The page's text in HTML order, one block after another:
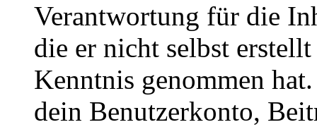
Verantwortung für die
die er nicht selbst
Kenntnis genommen
dein Benutzerkonto,